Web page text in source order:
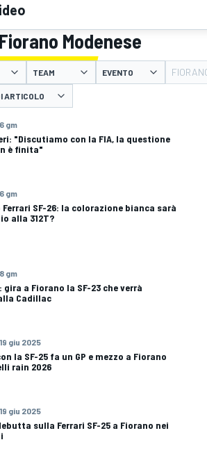
Modenese
TEAM EVENTO
ARTICOLO
6 gm
"Discutiamo con la FIA, la questione
è finita"
6 gm
Ferrari SF-26: la colorazione bianca sarà
alla 312T?
8 gm
gira a Fiorano la SF-23 che verrà
Cadillac
19 giu 2025
la SF-25 fa un GP e mezzo a Fiorano
rain 2026
19 giu 2025
sulla Ferrari SF-25 a Fiorano nei